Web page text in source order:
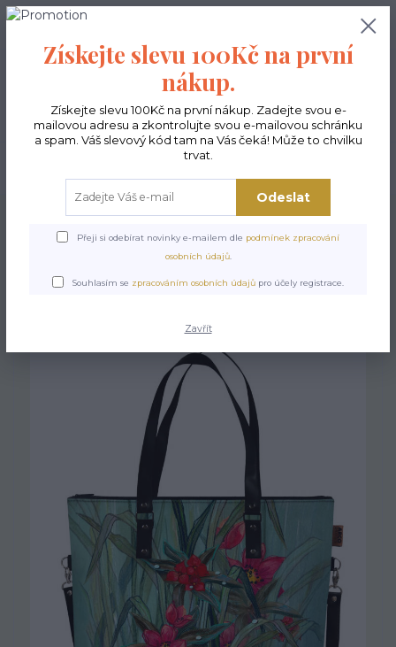
0,00 Kč
Kabelky ekologické Kabelky velké Kabelky Maxa
Kabelka Maxa - Fiori
Získejte slevu 100Kč na první
nákup.
Získejte slevu 100Kč na první nákup. Zadejte svou e-
mailovou adresu a zkontrolujte svou e-mailovou schránku
a spam. Váš slevový kód tam na Vás čeká! Může to chvilku
trvat.
Odeslat
Přeji si odebírat novinky e-mailem dle podmínek zpracování
osobních údajů.
Souhlasím se zpracováním osobních údajů pro účely registrace.
Zavřít